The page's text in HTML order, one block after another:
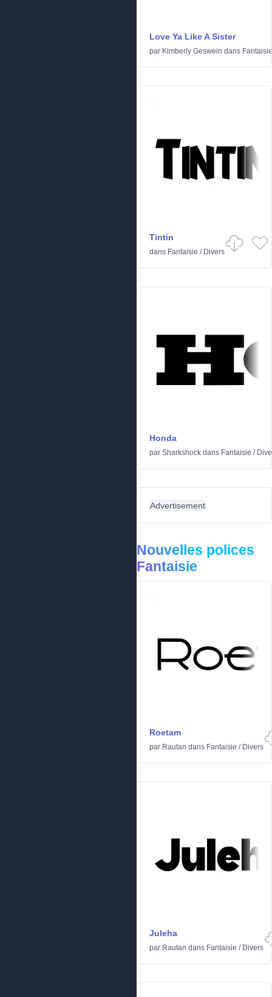
Love Ya Like A Sister
par Kimberly Geswein dans Fantaisie
Tintin
dans Fantaisie / Divers
Honda
par Sharkshock dans Fantaisie /
Advertisement
Nouvelles polices
Fantaisie
Roetam
par Rautan dans Fantaisie / Divers
Juleha
par Rautan dans Fantaisie / Divers